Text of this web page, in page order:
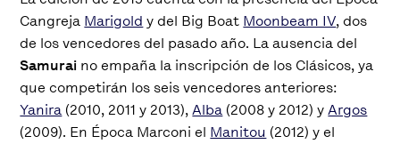
Cangreja Marigold y del Big Boat Moonbeam IV, dos
de los vencedores del pasado año. La ausencia del
Samurai no empaña la inscripción de los Clásicos, ya
que competirán los seis vencedores anteriores:
Yanira (2010, 2011 y 2013),Alba (2008 y 2012) yArgos
(2009). En Época Marconi el Manitou (2012) y el